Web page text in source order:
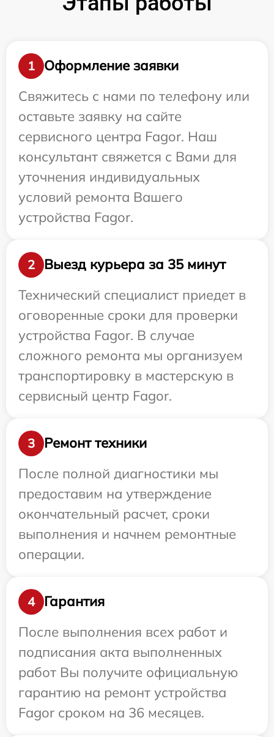
1
Оформление заявки
Свяжитесь с нами по телефону или
оставьте заявку на сайте
сервисного центра Fagor. Наш
консультант свяжется с Вами для
уточнения индивидуальных
условий ремонта Вашего
устройства Fagor.
2
Выезд курьера за 35 минут
Технический специалист приедет в
оговоренные сроки для проверки
устройства Fagor. В случае
сложного ремонта мы организуем
транспортировку в мастерскую в
сервисный центр Fagor.
3
Ремонт техники
После полной диагностики мы
предоставим на утверждение
окончательный расчет, сроки
выполнения и начнем ремонтные
операции.
4
Гарантия
После выполнения всех работ и
подписания акта выполненных
работ Вы получите официальную
гарантию на ремонт устройства
Fagor сроком на 36 месяцев.